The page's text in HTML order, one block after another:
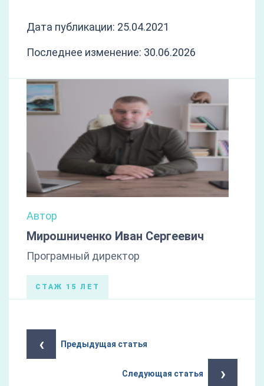
Дата публикации: 25.04.2021
Последнее изменение: 30.06.2026
Автор
Мирошниченко Иван Сергеевич
Програмный директор
СТАЖ 15 ЛЕТ
‹ Предыдущая статья
Следующая статья ›